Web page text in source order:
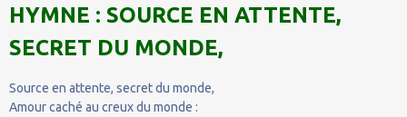
HYMNE : SOURCE EN ATTENTE,
SECRET DU MONDE,
Source en attente, secret du monde,
Amour caché au creux du monde :